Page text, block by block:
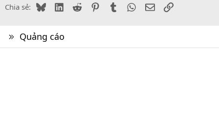
Chia sẻ: BlueskyLinkedIn
Reddit PinterestTumblr WhatsApp
EmailLink
Quảng cáo